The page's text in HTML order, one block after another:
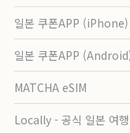
일본 쿠폰APP (iPhone)
일본 쿠폰APP
MATCHA eSIM
Locally - 공식 일본 여